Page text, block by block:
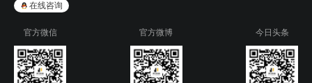
在线咨询
官方微信 官方微博 今日头条